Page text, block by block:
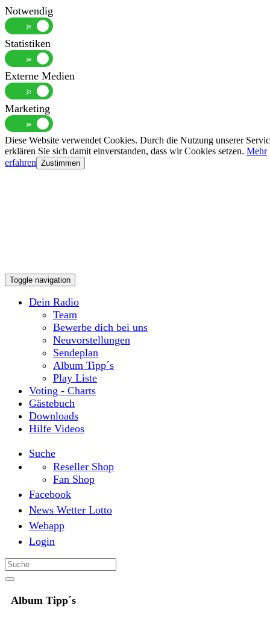
Notwendig
Statistiken
Externe Medien
Marketing
Diese Website verwendet Cookies. Durch die Nutzung unserer
erklären Sie sich damit einverstanden, dass wir Cookies setzen. Mehr
erfahren Zustimmen
Toggle navigation
Dein Radio
Team
Bewerbe dich bei uns
Neuvorstellungen
Sendeplan
Album Tipp´s
Play Liste
Voting - Charts
Gästebuch
Downloads
Hilfe Videos
Suche
Reseller Shop
Fan Shop
Facebook
News Wetter Lotto
Webapp
Login
Album Tipp´s